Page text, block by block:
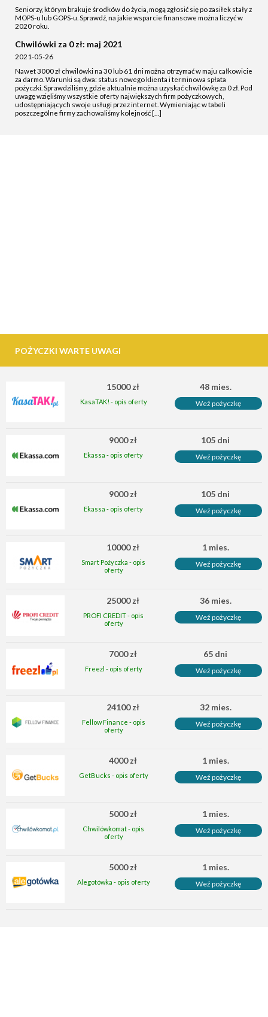
Seniorzy, którym brakuje środków do życia, mogą zgłosić się po zasiłek stały z
MOPS-u lub GOPS-u. Sprawdź, na jakie wsparcie finansowe można liczyć w
2020 roku.
Chwilówki za 0 zł: maj 2021
2021-05-26
Nawet 3000 zł chwilówki na 30 lub 61 dni można otrzymać w maju całkowicie
za darmo. Warunki są dwa: status nowego klienta i terminowa spłata
pożyczki. Sprawdziliśmy, gdzie aktualnie można uzyskać chwilówkę za 0 zł. Pod
uwagę wzięliśmy wszystkie oferty największych firm pożyczkowych,
udostępniających swoje usługi przez internet. Wymieniając w tabeli
poszczególne firmy zachowaliśmy kolejność […]
POŻYCZKI WARTE UWAGI
15000 zł 48 mies.
KasaTAK! - opis oferty Weź pożyczkę
9000 zł 105 dni
Ekassa - opis oferty Weź pożyczkę
9000 zł 105 dni
Ekassa - opis oferty Weź pożyczkę
10000 zł 1 mies.
Smart Pożyczka - opis
oferty
Weź pożyczkę
25000 zł 36 mies.
PROFI CREDIT - opis
oferty
Weź pożyczkę
7000 zł 65 dni
Freezl - opis oferty Weź pożyczkę
24100 zł 32 mies.
Fellow Finance - opis
oferty
Weź pożyczkę
4000 zł 1 mies.
GetBucks - opis oferty Weź pożyczkę
5000 zł 1 mies.
Chwilówkomat - opis
oferty
Weź pożyczkę
5000 zł 1 mies.
Alegotówka - opis oferty Weź pożyczkę